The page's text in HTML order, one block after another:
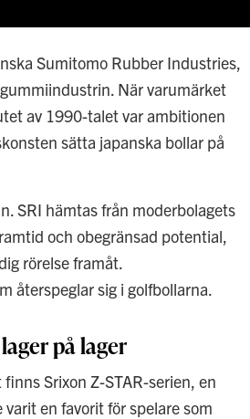
Sumitomo Rubber Industries,
När varumärket
av 1990-talet var ambitionen
sätta japanska bollar på
SRI hämtas från moderbolagets
och obegränsad potential,
rörelse framåt.
återspeglar sig i golfbollarna.
på lager
Srixon Z-STAR-serien, en
en favorit för spelare som